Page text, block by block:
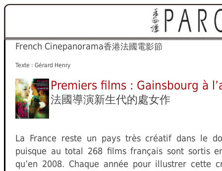
French Cinepanorama香港法國電影節
Texte : Gérard Henry
Premiers films : Gainsbourg à
法國導演新生代的處女作
La France reste un pays très créatif dans le
puisque au total 268 films français sont sortis
qu’en 2008. Chaque année pour illustrer cette